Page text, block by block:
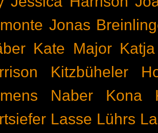
Jonas
Kate Major
Kitzbüheler
Naber
Kona
Lasse Lührs